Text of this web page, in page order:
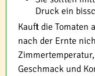
Druck ein
Kauft die Tomaten
nach der Ernte
Geschmack und